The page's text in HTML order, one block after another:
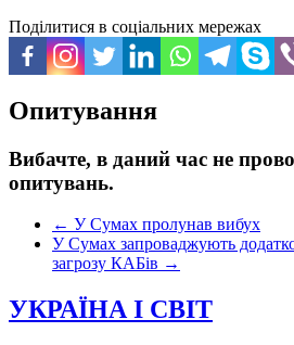
Поділитися в соціальних мережах
Опитування
Вибачте, в даний час не
опитувань.
← У Сумах пролунав вибух
У Сумах запроваджують
загрозу КАБів →
УКРАЇНА І СВІТ